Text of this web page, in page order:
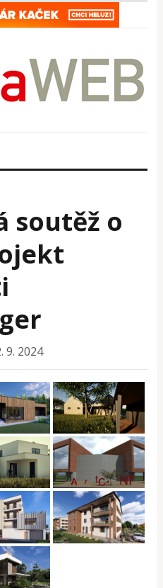
soutěž o
9. 2024